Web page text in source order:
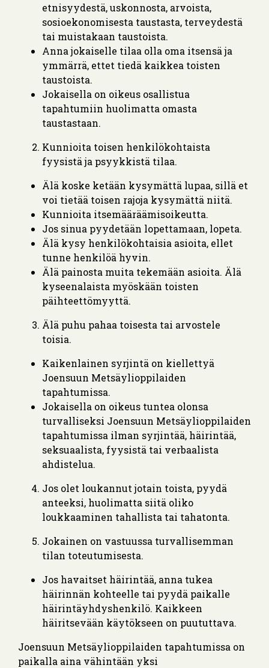
etnisyydestä, uskonnosta, arvoista,
sosioekonomisesta taustasta, terveydestä
tai muistakaan taustoista.
Anna jokaiselle tilaa olla oma itsensä ja
ymmärrä, ettet tiedä kaikkea toisten
taustoista.
Jokaisella on oikeus osallistua
tapahtumiin huolimatta omasta
taustastaan.
Kunnioita toisen henkilökohtaista
fyysistä ja psyykkistä tilaa.
Älä koske ketään kysymättä lupaa, sillä et
voi tietää toisen rajoja kysymättä niitä.
Kunnioita itsemääräämisoikeutta.
Jos sinua pyydetään lopettamaan, lopeta.
Älä kysy henkilökohtaisia asioita, ellet
tunne henkilöä hyvin.
Älä painosta muita tekemään asioita. Älä
kyseenalaista myöskään toisten
päihteettömyyttä.
Älä puhu pahaa toisesta tai arvostele
toisia.
Kaikenlainen syrjintä on kiellettyä
Joensuun Metsäylioppilaiden
tapahtumissa.
Jokaisella on oikeus tuntea olonsa
turvalliseksi Joensuun Metsäylioppilaiden
tapahtumissa ilman syrjintää, häirintää,
seksuaalista, fyysistä tai verbaalista
ahdistelua.
Jos olet loukannut jotain toista, pyydä
anteeksi, huolimatta siitä oliko
loukkaaminen tahallista tai tahatonta.
Jokainen on vastuussa turvallisemman
tilan toteutumisesta.
Jos havaitset häirintää, anna tukea
häirinnän kohteelle tai pyydä paikalle
häirintäyhdyshenkilö. Kaikkeen
häiritsevään käytökseen on puututtava.
Joensuun Metsäylioppilaiden tapahtumissa on
paikalla aina vähintään yksi